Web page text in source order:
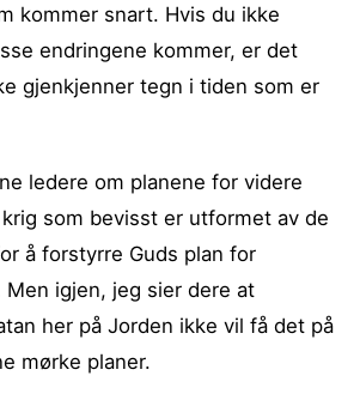
kommer snart. Hvis du ikke
endringene kommer, er det
gjenkjenner tegn i tiden som er
ledere om planene for videre
som bevisst er utformet av de
å forstyrre Guds plan for
igjen, jeg sier dere at
her på Jorden ikke vil få det på
mørke planer.